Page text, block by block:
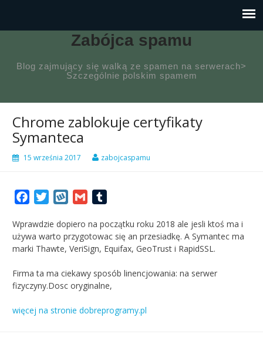
Zabójca spamu
Blog zajmujący się walką ze spamen na serwerach>
Szczególnie polskim spamem
Chrome zablokuje certyfikaty
Symanteca
15 września 2017 zabojcaspamu
FacebookTwitterWykopGmail
Wprawdzie dopiero na początku roku 2018 ale jesli ktoś ma i
używa warto przygotowac się an przesiadkę. A Symantec ma
marki Thawte, VeriSign, Equifax, GeoTrust i RapidSSL.
Firma ta ma ciekawy sposób linencjowania: na serwer
fizyczyny.Dosc oryginalne,
więcej na stronie dobreprogramy.pl